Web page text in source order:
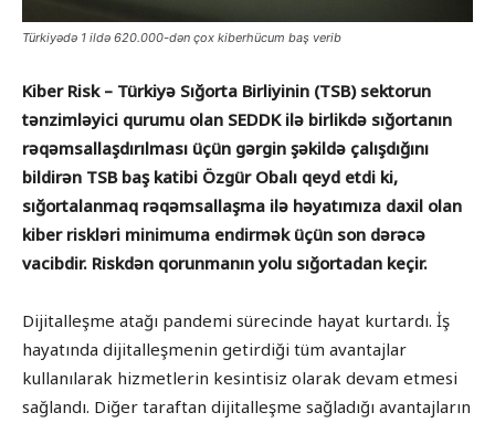
Türkiyədə 1 ildə 620.000-dən çox kiberhücum baş verib
Kiber Risk – Türkiyə Sığorta Birliyinin (TSB) sektorun
tənzimləyici qurumu olan SEDDK ilə birlikdə sığortanın
rəqəmsallaşdırılması üçün gərgin şəkildə çalışdığını
bildirən TSB baş katibi Özgür Obalı qeyd etdi ki,
sığortalanmaq rəqəmsallaşma ilə həyatımıza daxil olan
kiber riskləri minimuma endirmək üçün son dərəcə
vacibdir. Riskdən qorunmanın yolu sığortadan keçir.
Dijitalleşme atağı pandemi sürecinde hayat kurtardı. İş
hayatında dijitalleşmenin getirdiği tüm avantajlar
kullanılarak hizmetlerin kesintisiz olarak devam etmesi
sağlandı. Diğer taraftan dijitalleşme sağladığı avantajların